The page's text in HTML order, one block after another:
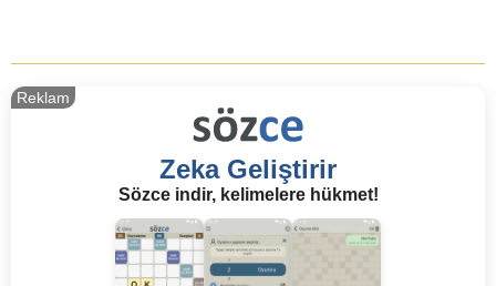
Zeka Geliştirir
Sözce indir, kelimelere hükmet!
Reklam